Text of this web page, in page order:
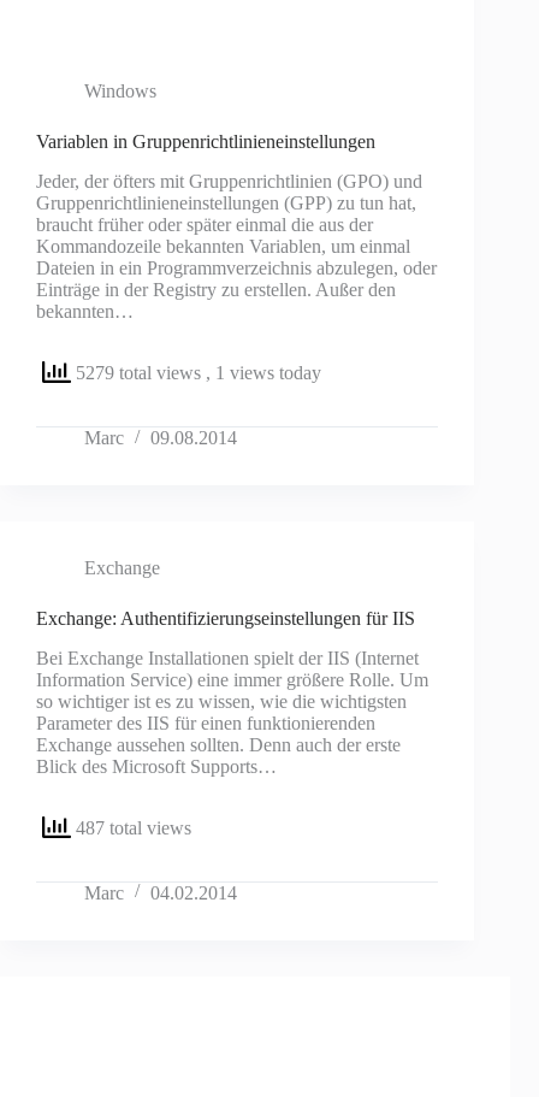
Windows
Variablen in Gruppenrichtlinieneinstellungen
Jeder, der öfters mit Gruppenrichtlinien (GPO) und
Gruppenrichtlinieneinstellungen (GPP) zu tun hat,
braucht früher oder später einmal die aus der
Kommandozeile bekannten Variablen, um einmal
Dateien in ein Programmverzeichnis abzulegen, oder
Einträge in der Registry zu erstellen. Außer den
bekannten…
5279 total views , 1 views today
Marc 09.08.2014
Exchange
Exchange: Authentifizierungseinstellungen für IIS
Bei Exchange Installationen spielt der IIS (Internet
Information Service) eine immer größere Rolle. Um
so wichtiger ist es zu wissen, wie die wichtigsten
Parameter des IIS für einen funktionierenden
Exchange aussehen sollten. Denn auch der erste
Blick des Microsoft Supports…
487 total views
Marc 04.02.2014